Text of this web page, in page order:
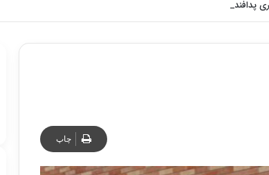
چگونه کار می کنند؟
چاپ